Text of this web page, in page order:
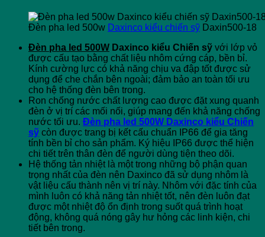
Đèn pha led 500w Daxinco kiểu chiến sỹ Daxin500-18
Đèn pha led 500W Daxinco kiểu Chiến sỹ với lớp vỏ
được cấu tạo bằng chất liệu nhôm cứng cáp, bền bỉ.
Kính cường lực có khả năng chịu va đập tốt được sử
dụng để che chắn bên ngoài; đảm bảo an toàn tối ưu
cho hệ thống đèn bên trong.
Ron chống nước chất lượng cao được đặt xung quanh
đèn ở vị trí các mối nối, giúp mang đến khả năng chống
nước tối ưu. Đèn pha led 500W Daxinco kiểu Chiến
sỹ còn được trang bị kết cấu chuẩn IP66 để gia tăng
tính bền bỉ cho sản phẩm. Ký hiệu IP66 được thể hiện
chi tiết trên thân đèn để người dùng tiện theo dõi.
Hệ thống tản nhiệt là một trong những bộ phận quan
trọng nhất của đèn nên Daxinco đã sử dụng nhôm là
vật liệu cấu thành nên vị trí này. Nhôm với đặc tính của
mình luôn có khả năng tản nhiệt tốt, nên đèn luôn đạt
được một nhiệt độ ổn định trong suốt quá trình hoạt
động, không quá nóng gây hư hỏng các linh kiện, chi
tiết bên trong.